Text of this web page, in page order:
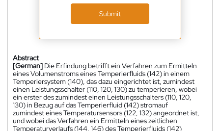
Submit
Abstract
[German] Die Erfindung betrifft ein Verfahren zum Ermitteln
eines Volumenstroms eines Temperierfluids (142) in einem
Temperiersystem (140), das dazu eingerichtet ist, zumindest
einen Leistungsschalter (110, 120, 130) zu temperieren, wobei
ein erster des zumindest einen Leistungsschalters (110, 120,
130) in Bezug auf das Temperierfluid (142) stromauf
zumindest eines Temperatursensors (122, 132) angeordnet ist,
und wobei das Verfahren ein Ermitteln eines zeitlichen
Temperaturverlaufs (144, 146) des Temperierfluids (142)